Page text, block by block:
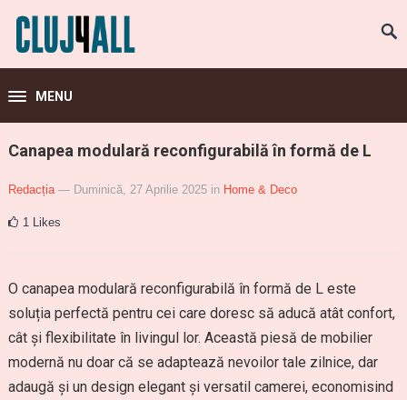
MENU
Canapea modulară reconfigurabilă în formă de L
Redacția — Duminică, 27 Aprilie 2025 in Home & Deco
1 Likes
O canapea modulară reconfigurabilă în formă de L este
soluția perfectă pentru cei care doresc să aducă atât confort,
cât și flexibilitate în livingul lor. Această piesă de mobilier
modernă nu doar că se adaptează nevoilor tale zilnice, dar
adaugă și un design elegant și versatil camerei, economisind